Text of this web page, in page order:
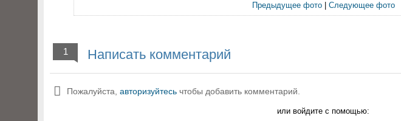
Предыдущее фото| Следующее фото
1 Написать комментарий
Пожалуйста, авторизуйтесь чтобы добавить комментарий.
или войдите с помощью: